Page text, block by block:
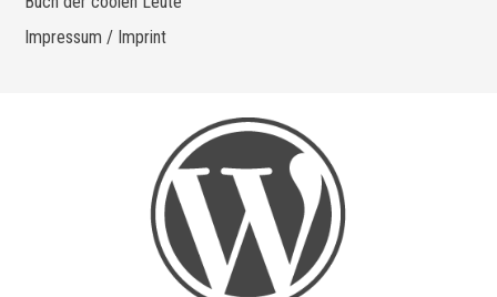
Impressum / Imprint